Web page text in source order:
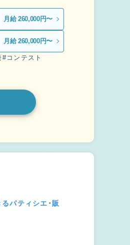
月給 260,000円〜
月給 260,000円〜
#コンテスト
パティシエ・販